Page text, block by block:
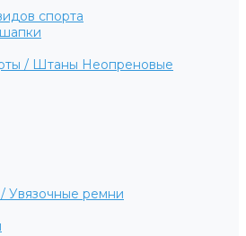
спорта
/ Штаны Неопреновые
Увязочные ремни